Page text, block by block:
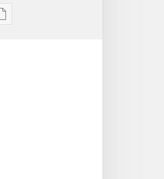
Downloadoptionen